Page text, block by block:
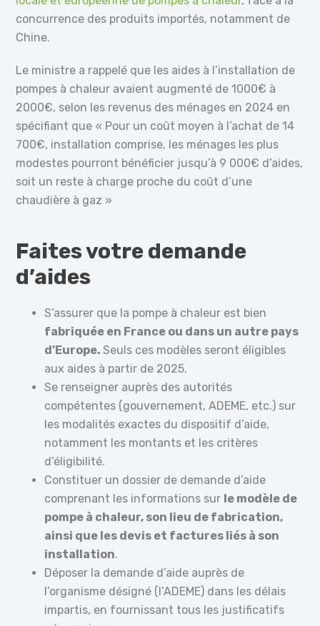
concurrence des produits importés, notamment de
Chine.
Le ministre a rappelé que les aides à l’installation de
pompes à chaleur avaient augmenté de 1000€ à
2000€, selon les revenus des ménages en 2024 en
spécifiant que « Pour un coût moyen à l’achat de 14
700€, installation comprise, les ménages les plus
modestes pourront bénéficier jusqu’à 9 000€ d’aides,
soit un reste à charge proche du coût d’une
chaudière à gaz »
Faites votre demande
d’aides
S’assurer que la pompe à chaleur est bien
fabriquée en France ou dans un autre pays
d’Europe.Seuls ces modèles seront éligibles
aux aides à partir de 2025.
Se renseigner auprès des autorités
compétentes (gouvernement, ADEME, etc.) sur
les modalités exactes du dispositif d’aide,
notamment les montants et les critères
d’éligibilité.
Constituer un dossier de demande d’aide
comprenant les informations sur le modèle de
pompe à chaleur, son lieu de fabrication,
ainsi que les devis et factures liés à son
installation.
Déposer la demande d’aide auprès de
l’organisme désigné (l’ADEME) dans les délais
impartis, en fournissant tous les justificatifs